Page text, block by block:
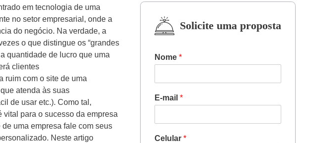
em tecnologia de uma
no setor empresarial, onde a
do negócio. Na verdade, a
o que distingue os “grandes
quantidade de lucro que uma
clientes
ruim com o site de uma
atenda às suas
de usar etc.). Como tal,
para o sucesso da empresa
uma empresa fale com seus
Neste artigo
Solicite uma proposta
Nome *
E-mail *
Celular *
Google ADS
Marketing Digital
Outros